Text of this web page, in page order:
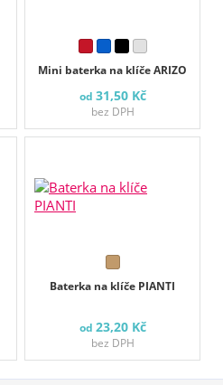
Mini baterka na klíče ARIZO
od 31,50 Kč
bez DPH
Baterka na klíče PIANTI
od 23,20 Kč
bez DPH